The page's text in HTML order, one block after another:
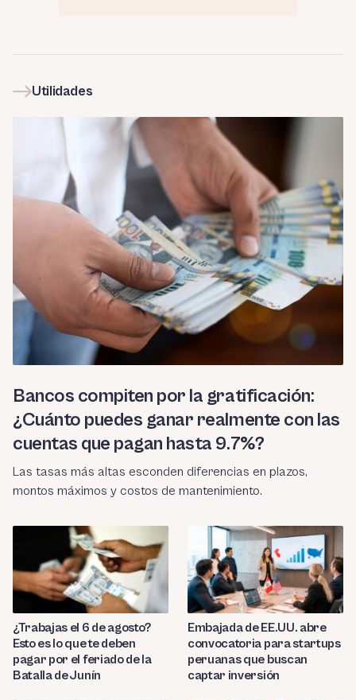
Utilidades
Bancos compiten por la gratificación:
¿Cuánto puedes ganar realmente con las
cuentas que pagan hasta 9.7%?
Las tasas más altas esconden diferencias en plazos,
montos máximos y costos de mantenimiento.
¿Trabajas el 6 de agosto?
Esto es lo que te deben
pagar por el feriado de la
Batalla de Junín
Embajada de EE.UU. abre
convocatoria para startups
peruanas que buscan
captar inversión